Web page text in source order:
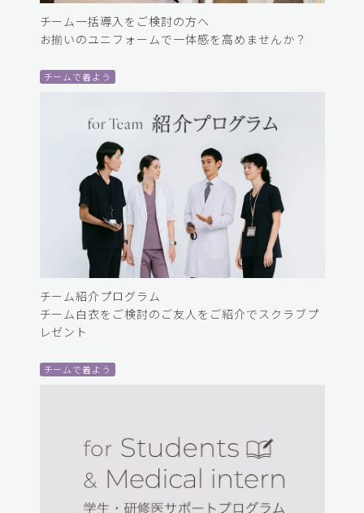
チーム一括導入をご検討の方へ
お揃いのユニフォームで一体感を高めませんか？
チームで着よう
チーム紹介プログラム
チーム白衣をご検討のご友人をご紹介でスクラブプ
レゼント
チームで着よう